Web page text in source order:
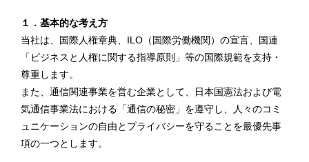
１．基本的な考え方
当社は、国際人権章典、ILO（国際労働機関）の宣言、国連
「ビジネスと人権に関する指導原則」等の国際規範を支持・
尊重します。
また、通信関連事業を営む企業として、日本国憲法および電
気通信事業法における「通信の秘密」を遵守し、人々のコミ
ュニケーションの自由とプライバシーを守ることを最優先事
項の一つとします。